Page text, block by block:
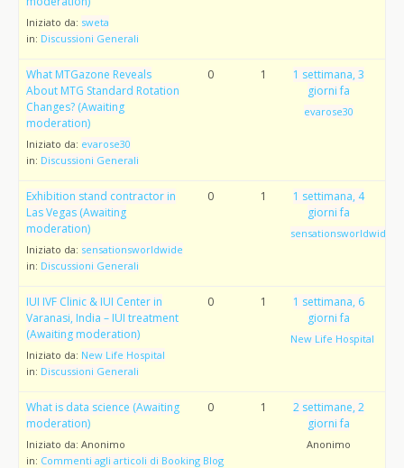
Iniziato da: sweta
in: Discussioni Generali
What MTGazone Reveals
About MTG Standard Rotation
Changes? (Awaiting
moderation)
Iniziato da: evarose30
in: Discussioni Generali
0 1
1 settimana, 3
giorni fa
evarose30
Exhibition stand contractor in
Las Vegas (Awaiting
moderation)
Iniziato da: sensationsworldwide
in: Discussioni Generali
0 1
1 settimana, 4
giorni fa
sensationsworldwide
IUI IVF Clinic & IUI Center in
Varanasi, India – IUI treatment
(Awaiting moderation)
Iniziato da: New Life Hospital
in: Discussioni Generali
0 1
1 settimana, 6
giorni fa
New Life Hospital
What is data science (Awaiting
moderation)
Iniziato da: Anonimo
in: Commenti agli articoli di Booking Blog
0 1
2 settimane, 2
giorni fa
Anonimo